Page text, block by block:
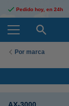
Pedido hoy, en 24h
Por marca